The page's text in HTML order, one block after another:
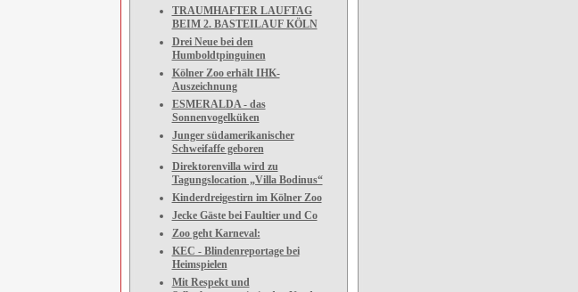
TRAUMHAFTER LAUFTAG
BEIM 2. BASTEILAUF KÖLN
Drei Neue bei den
Humboldtpinguinen
Kölner Zoo erhält IHK-
Auszeichnung
ESMERALDA - das
Sonnenvogelküken
Junger südamerikanischer
Schweifaffe geboren
Direktorenvilla wird zu
Tagungslocation „Villa Bodinus“
Kinderdreigestirn im Kölner Zoo
Jecke Gäste bei Faultier und Co
Zoo geht Karneval:
KEC - Blindenreportage bei
Heimspielen
Mit Respekt und